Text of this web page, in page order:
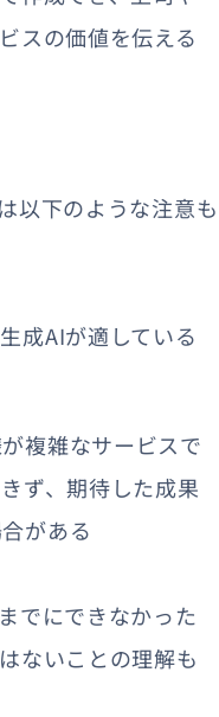
スの価値を伝える
以下のような注意も
成AIが適している
複雑なサービスで
ず、期待した成果
がある
でにできなかった
ないことの理解も